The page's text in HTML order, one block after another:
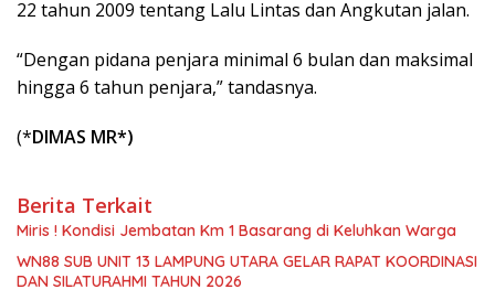
22 tahun 2009 tentang Lalu Lintas dan Angkutan jalan.
“Dengan pidana penjara minimal 6 bulan dan maksimal
hingga 6 tahun penjara,” tandasnya.
(*DIMAS MR*)
Berita Terkait
Miris ! Kondisi Jembatan Km 1 Basarang di Keluhkan Warga
WN88 SUB UNIT 13 LAMPUNG UTARA GELAR RAPAT KOORDINASI
DAN SILATURAHMI TAHUN 2026